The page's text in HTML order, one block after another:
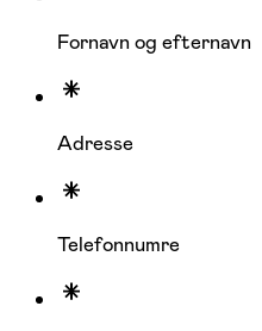
Fornavn og efternavn
Adresse
Telefonnumre